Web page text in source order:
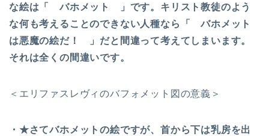
な絵は「 バホメット 」です。キリスト教徒のよう
な何も考えることのできない人種なら「 バホメット
は悪魔の絵だ！ 」だと間違って考えてしまいます。
それは全くの間違いです。
＜エリファスレヴィのバフォメット図の意義＞
・★さてバホメットの絵ですが、首から下は乳房を出